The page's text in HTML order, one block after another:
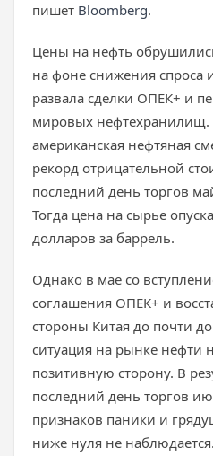
пишет Bloomberg.
Цены на нефть
на фоне снижения спроса
развала сделки ОПЕК+ и
мировых нефтехранилищ.
американская нефтяная
рекорд отрицательной
последний день торгов
Тогда цена на сырье
долларов за баррель.
Однако в мае со
соглашения ОПЕК+ и
стороны Китая до почти
ситуация на рынке нефти
позитивную сторону. В
последний день торгов
признаков паники и
ниже нуля не